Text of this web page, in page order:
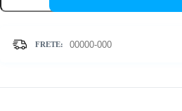
-
com
Cristais